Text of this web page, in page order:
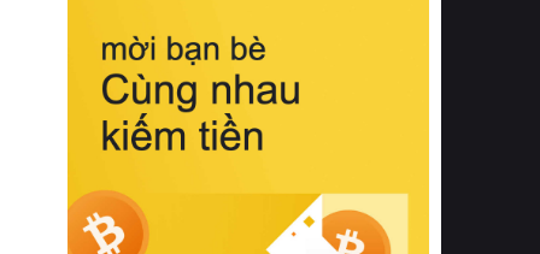
hồi chuẩn xác của phần đệm nâng đỡ
cột sống.
Bên cạnh đó, việc lựa chọn các dòng
sản phẩm đạt chuẩn chất lượng quốc
tế còn giúp ngăn ngừa tình trạng kích
khuẩn và nấm mốc trong điều kiện
thời tiết nóng ẩm. Bạn có thể tìm hiểu
thêm các nghiên cứu khoa học về tác